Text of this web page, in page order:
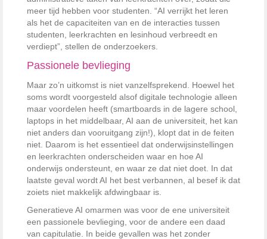
meer tijd hebben voor studenten. “AI verrijkt het leren
als het de capaciteiten van en de interacties tussen
studenten, leerkrachten en lesinhoud verbreedt en
verdiept”, stellen de onderzoekers.
Passionele bevlieging
Maar zo’n uitkomst is niet vanzelfsprekend. Hoewel het
soms wordt voorgesteld alsof digitale technologie alleen
maar voordelen heeft (smartboards in de lagere school,
laptops in het middelbaar, AI aan de universiteit, het kan
niet anders dan vooruitgang zijn!), klopt dat in de feiten
niet. Daarom is het essentieel dat onderwijsinstellingen
en leerkrachten onderscheiden waar en hoe AI
onderwijs ondersteunt, en waar ze dat niet doet. In dat
laatste geval wordt AI het best verbannen, al besef ik dat
zoiets niet makkelijk afdwingbaar is.
Generatieve AI omarmen was voor de ene universiteit
een passionele bevlieging, voor de andere een daad
van capitulatie. In beide gevallen was het zonder